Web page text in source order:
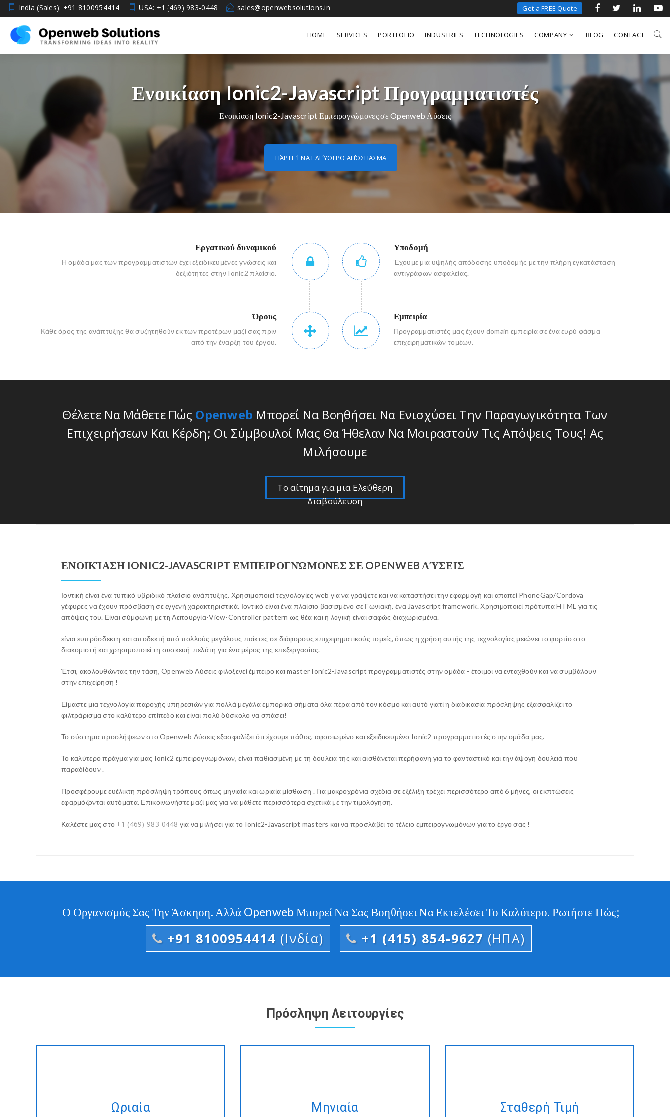
India (Sales): +91 8100954414 USA: +1 (469) 983-0448 sales@openwebsolutions.in Get a FREE Quote
HOME SERVICES PORTFOLIO INDUSTRIES TECHNOLOGIES COMPANY BLOG CONTACT
Ενοικίαση Ionic2-Javascript Προγραμματιστές
Ενοικίαση Ionic2-Javascript Εμπειρογνώμονες σε Openweb Λύσεις
ΠΆΡΤΕ ΈΝΑ ΕΛΕΎΘΕΡΟ ΑΠΌΣΠΑΣΜΑ
Εργατικού δυναμικού
Η ομάδα μας των προγραμματιστών έχει εξειδικευμένες γνώσεις και
δεξιότητες στην Ionic2 πλαίσιο.
Όρους
Κάθε όρος της ανάπτυξης θα συζητηθούν εκ των προτέρων μαζί σας πριν
από την έναρξη του έργου.
Υποδομή
Έχουμε μια υψηλής απόδοσης υποδομής με την πλήρη εγκατάσταση
αντιγράφων ασφαλείας.
Εμπειρία
Προγραμματιστές μας έχουν domain εμπειρία σε ένα ευρύ φάσμα
επιχειρηματικών τομέων.
Θέλετε Να Μάθετε Πώς Openweb Μπορεί Να Βοηθήσει Να Ενισχύσει Την Παραγωγικότητα Των
Επιχειρήσεων Και Κέρδη; Οι Σύμβουλοί Μας Θα Ήθελαν Να Μοιραστούν Τις Απόψεις Τους! Ας
Μιλήσουμε
Το αίτημα για μια Ελεύθερη
Διαβούλευση
ΕΝΟΙΚΊΑΣΗ IONIC2-JAVASCRIPT ΕΜΠΕΙΡΟΓΝΏΜΟΝΕΣ ΣΕ OPENWEB ΛΎΣΕΙΣ
Ιοντική είναι ένα τυπικό υβριδικό πλαίσιο ανάπτυξης. Χρησιμοποιεί τεχνολογίες web για να γράψετε και να καταστήσει την εφαρμογή και απαιτεί PhoneGap/Cordova
γέφυρες να έχουν πρόσβαση σε εγγενή χαρακτηριστικά. Ιοντικό είναι ένα πλαίσιο βασισμένο σε Γωνιακή, ένα Javascript framework. Χρησιμοποιεί πρότυπα HTML για τις
απόψεις του. Είναι σύμφωνη με τη Λειτουργία-View-Controller pattern ως θέα και η λογική είναι σαφώς διαχωρισμένα.
είναι ευπρόσδεκτη και αποδεκτή από πολλούς μεγάλους παίκτες σε διάφορους επιχειρηματικούς τομείς, όπως η χρήση αυτής της τεχνολογίας μειώνει το φορτίο στο
διακομιστή και χρησιμοποιεί τη συσκευή-πελάτη για ένα μέρος της επεξεργασίας.
Έτσι, ακολουθώντας την τάση, Openweb Λύσεις φιλοξενεί έμπειρο και master Ionic2-Javascript προγραμματιστές στην ομάδα - έτοιμοι να ενταχθούν και να συμβάλουν
στην επιχείρηση !
Είμαστε μια τεχνολογία παροχής υπηρεσιών για πολλά μεγάλα εμπορικά σήματα όλα πέρα από τον κόσμο και αυτό γιατί η διαδικασία πρόσληψης εξασφαλίζει το
φιλτράρισμα στο καλύτερο επίπεδο και είναι πολύ δύσκολο να σπάσει!
Το σύστημα προσλήψεων στο Openweb Λύσεις εξασφαλίζει ότι έχουμε πάθος, αφοσιωμένο και εξειδικευμένο Ionic2 προγραμματιστές στην ομάδα μας.
Το καλύτερο πράγμα για μας Ionic2 εμπειρογνωμόνων, είναι παθιασμένη με τη δουλειά της και αισθάνεται περήφανη για το φανταστικό και την άψογη δουλειά που
παραδίδουν .
Προσφέρουμε ευέλικτη πρόσληψη τρόπους όπως μηνιαία και ωριαία μίσθωση . Για μακροχρόνια σχέδια σε εξέλιξη τρέχει περισσότερο από 6 μήνες, οι εκπτώσεις
εφαρμόζονται αυτόματα. Επικοινωνήστε μαζί μας για να μάθετε περισσότερα σχετικά με την τιμολόγηση.
Καλέστε μας στο +1 (469) 983-0448 για να μιλήσει για το Ionic2-Javascript masters και να προσλάβει το τέλειο εμπειρογνωμόνων για το έργο σας !
Ο Οργανισμός Σας Την Άσκηση. Αλλά Openweb Μπορεί Να Σας Βοηθήσει Να Εκτελέσει Το Καλύτερο. Ρωτήστε Πώς;
+91 8100954414 (Ινδία) +1 (415) 854-9627 (ΗΠΑ)
Πρόσληψη Λειτουργίες
Ωριαία
σε ωριαία βάση, που
Μηνιαία
αποκτήσουν το ίδιο Ionic2-
Σταθερή Τιμή
υπάρχει χρόνος για να τα